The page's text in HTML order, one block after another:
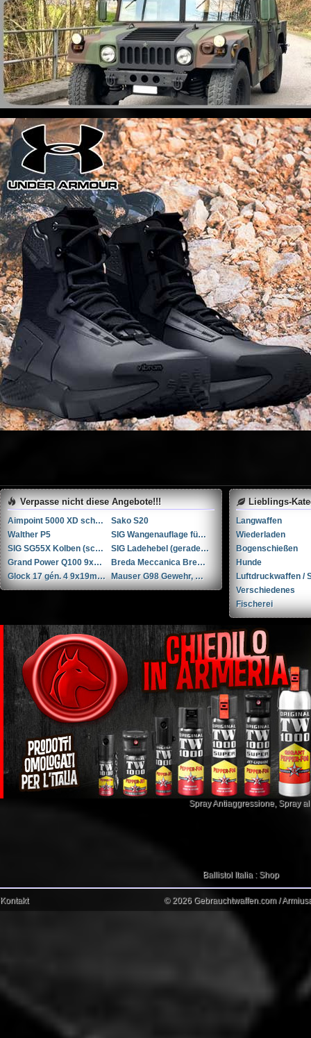
Verpasse nicht diese Angebote!!!
Aimpoint 5000 XD schwarz 3MOA
Sako S20
Walther P5
SIG Wangenauflage für SG55X Kolben (schwarz)
SIG SG55X Kolben (schwarz)
SIG Ladehebel (gerade) für SG55X
Grand Power Q100 9x19mm
Breda Meccanica Bresciana (BMB) BREN Mk II .30-06 Springfield
Glock 17 gén. 4 9x19mm Parabellum/Luger/NATO
Mauser G98 Gewehr, Kaliber 8x57 JS
Lieblings-
Langwaffen
Wiederladen
Bogenschießen
Hunde
Luftdruckwaffen /
Verschiedenes
Fischerei
Spray Antiaggressione, Spray
Ballistol Italia : Shop
Kontakt © 2026 Gebrauchtwaffen.com /